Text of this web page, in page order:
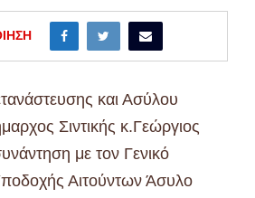
και Ασύλου
Σιντικής κ.Γεώργιος
με τον Γενικό
Αιτούντων Άσυλο